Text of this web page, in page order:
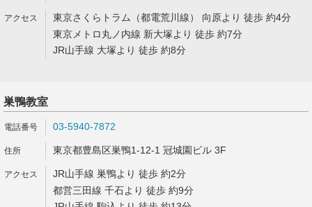
東京さくらトラム（都電荒川線） 向原より 徒歩 約4分
東京メトロ丸ノ内線 新大塚より 徒歩 約7分
JR山手線 大塚より 徒歩 約8分
巣鴨教室
03-5940-7872
東京都豊島区巣鴨1-12-1 冠城園ビル 3F
JR山手線 巣鴨より 徒歩 約2分
都営三田線 千石より 徒歩 約9分